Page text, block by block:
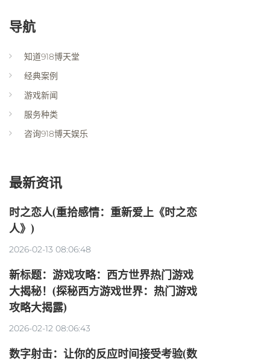
导航
知道918博天堂
经典案例
游戏新闻
服务种类
咨询918博天娱乐
最新资讯
时之恋人(重拾感情：重新爱上《时之恋
人》)
2026-02-13 08:06:48
新标题：游戏攻略：西方世界热门游戏
大揭秘！(探秘西方游戏世界：热门游戏
攻略大揭露)
2026-02-12 08:06:43
数字射击：让你的反应时间接受考验(数